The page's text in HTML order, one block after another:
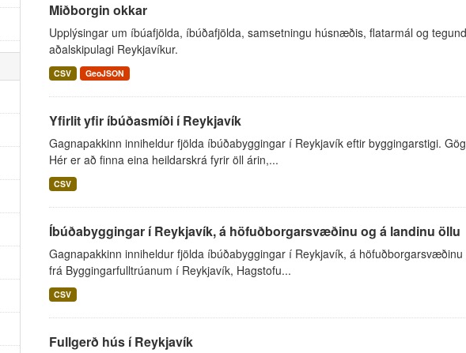
Miðborgin okkar
Upplýsingar um íbúafjölda, íbúðafjölda, samsetningu húsnæðis, flatarmál og
aðalskipulagi Reykjavíkur.
CSV GeoJSON
Yfirlit yfir íbúðasmíði í Reykjavík
Gagnapakkinn inniheldur fjölda íbúðabyggingar í Reykjavík eftir byggingarstigi.
Hér er að finna eina heildarskrá fyrir öll árin,...
CSV
Íbúðabyggingar í Reykjavík, á höfuðborgarsvæðinu og á landinu öllu
Gagnapakkinn inniheldur fjölda íbúðabyggingar í Reykjavík, á
frá Byggingarfulltrúanum í Reykjavík, Hagstofu...
CSV
Fullgerð hús í Reykjavík